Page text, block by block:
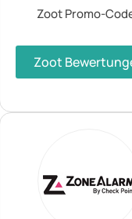
Zoot Promo-
Zoot